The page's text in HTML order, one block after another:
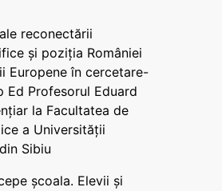
reconectării
și poziția României
Europene în cercetare-
Ed Profesorul Eduard
la Facultatea de
a Universității
Sibiu
școala. Elevii și